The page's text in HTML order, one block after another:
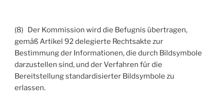
(8) Der Kommission wird die Befugnis übertragen,
gemäß Artikel 92 delegierte Rechtsakte zur
Bestimmung der Informationen, die durch Bildsymbole
darzustellen sind, und der Verfahren für die
Bereitstellung standardisierter Bildsymbole zu
erlassen.